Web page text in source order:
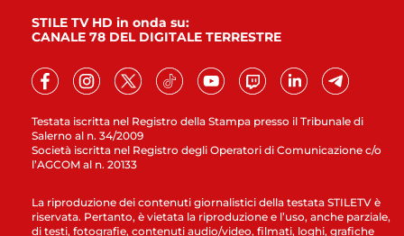
Testata iscritta nel Registro della Stampa presso il Tribunale di
Salerno al n. 34/2009
Società iscritta nel Registro degli Operatori di Comunicazione c/o
l’AGCOM al n. 20133
STILE TV HD in onda su:
CANALE 78 DEL DIGITALE TERRESTRE
La riproduzione dei contenuti giornalistici della testata STILETV è
riservata. Pertanto, è vietata la riproduzione e l’uso, anche parziale,
di testi, fotografie, contenuti audio/video, filmati, loghi, grafiche